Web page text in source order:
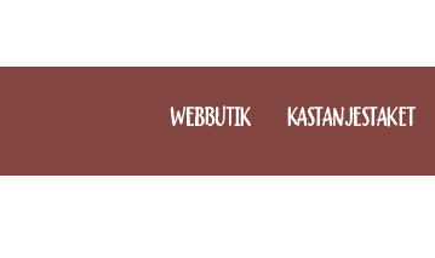
WEBBUTIK KASTANJESTAKET